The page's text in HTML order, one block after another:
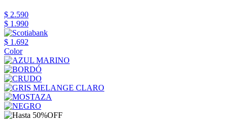
$ 2.590
$ 1.990
$ 1.692
Color